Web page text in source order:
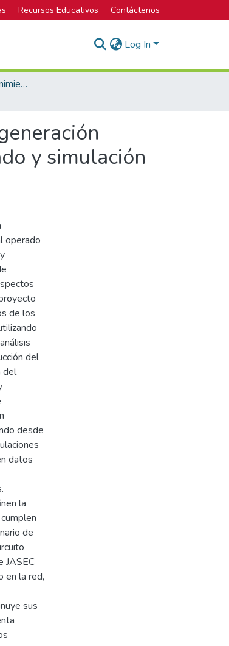
Recursos Educativos Contáctenos
Log In
Licenciatura en Mantenimiento Industrial
y simulación
operado
de los
del
del
desde
datos
la
de
JASEC
en la red,
sus